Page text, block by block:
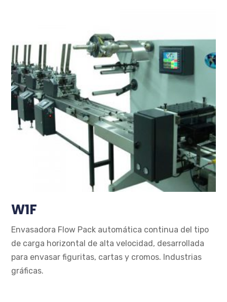
W1F
Envasadora Flow Pack automática continua del tipo
de carga horizontal de alta velocidad, desarrollada
para envasar figuritas, cartas y cromos. Industrias
gráficas.